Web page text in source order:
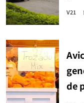
V21
de